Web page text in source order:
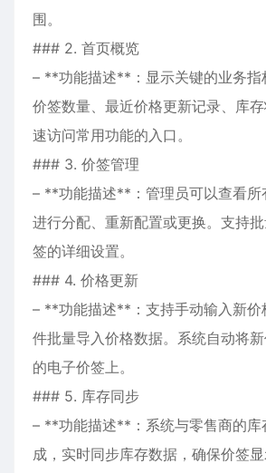
围。
### 2. 首页概览
– **功能描述**：显示关键的业务指
价签数量、最近价格更新记录、库
速访问常用功能的入口。
### 3. 价签管理
– **功能描述**：管理员可以查看所
进行分配、重新配置或更换。支持
签的详细设置。
### 4. 价格更新
– **功能描述**：支持手动输入新价
件批量导入价格数据。系统自动将
的电子价签上。
### 5. 库存同步
– **功能描述**：系统与零售商的库
成，实时同步库存数据，确保价签